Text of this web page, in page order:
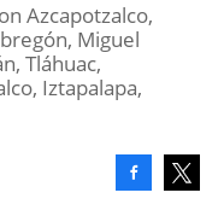
Azcapotzalco,
Miguel
Tláhuac,
Iztapalapa,